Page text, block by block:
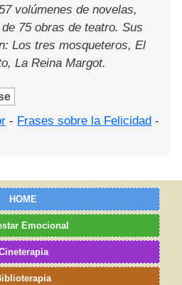
volúmenes de novelas,
75 obras de teatro. Sus
Los tres mosqueteros, El
La Reina Margot.
- Frases sobre la Felicidad -
HOME
Emocional